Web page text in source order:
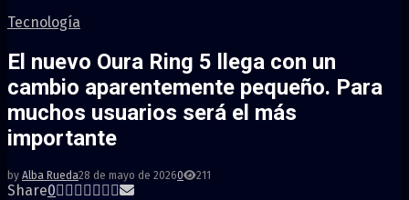
Tecnología
El nuevo Oura Ring 5 llega con un
cambio aparentemente pequeño. Para
muchos usuarios será el más
importante
by Alba Rueda28 de mayo de 20260 211
Share0